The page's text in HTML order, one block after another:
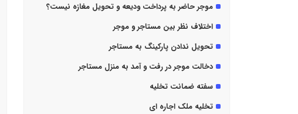
موجر حاضر به پرداخت ودیعه و تحویل مغازه نیست؟
اختلاف نظر بین مستاجر و موجر
تحویل ندادن پارکینگ به مستاجر
دخالت موجر در رفت و آمد به منزل مستاجر
سفته ضمانت تخلیه
تخلیه ملک اجاره ای